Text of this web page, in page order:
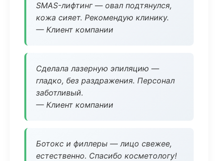
SMAS-лифтинг — овал подтянулся,
кожа сияет. Рекомендую клинику.
— Клиент компании
Сделала лазерную эпиляцию —
гладко, без раздражения. Персонал
заботливый.
— Клиент компании
Ботокс и филлеры — лицо свежее,
естественно. Спасибо косметологу!